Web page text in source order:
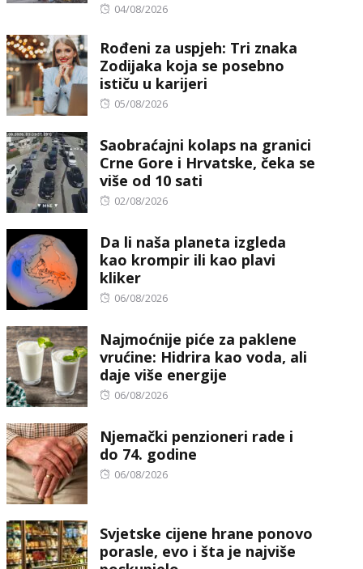
Posted
04/08/2026
Rođeni za uspjeh: Tri znaka
Zodijaka koja se posebno
ističu u karijeri
Posted
05/08/2026
Saobraćajni kolaps na granici
Crne Gore i Hrvatske, čeka se
više od 10 sati
Posted
02/08/2026
Da li naša planeta izgleda
kao krompir ili kao plavi
kliker
Posted
06/08/2026
Najmoćnije piće za paklene
vrućine: Hidrira kao voda, ali
daje više energije
Posted
06/08/2026
Njemački penzioneri rade i
do 74. godine
Posted
06/08/2026
Svjetske cijene hrane ponovo
porasle, evo i šta je najviše